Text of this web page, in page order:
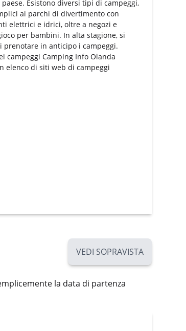
Esistono diversi tipi di campeggi,
ai parchi di divertimento con
elettrici e idrici, oltre a negozi e
per bambini. In alta stagione, si
prenotare in anticipo i campeggi.
campeggiCamping Info Olanda
elenco di siti web di campeggi
VEDI SOPRAVISTA
la data di partenza